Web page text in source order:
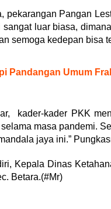
pekarangan Pangan
sangat luar biasa,
semoga kedepan bisa
Pandangan Umum
kader-kader PKK
masa pandemi.
jaya ini.”
Kepala Dinas
Betara.(#Mr)